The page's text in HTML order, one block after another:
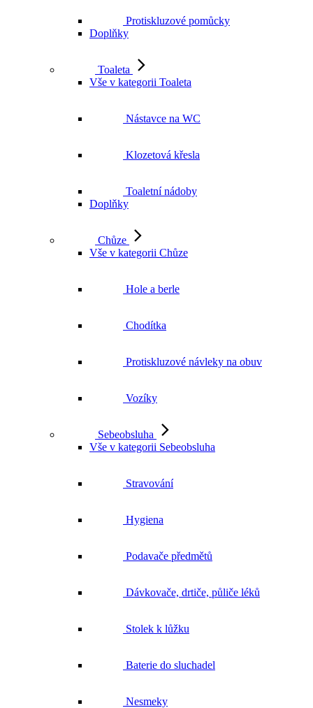
Protiskluzové pomůcky
Doplňky
Toaleta
Vše v kategorii Toaleta
Nástavce na WC
Klozetová křesla
Toaletní nádoby
Doplňky
Chůze
Vše v kategorii Chůze
Hole a berle
Chodítka
Protiskluzové návleky na obuv
Vozíky
Sebeobsluha
Vše v kategorii Sebeobsluha
Stravování
Hygiena
Podavače předmětů
Dávkovače, drtiče, půliče léků
Stolek k lůžku
Baterie do sluchadel
Nesmeky